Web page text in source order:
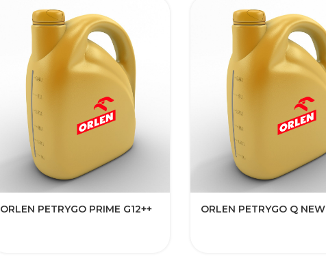
ORLEN PETRYGO PRIME G12++ ORLEN PETRYGO Q NEW​​​​​